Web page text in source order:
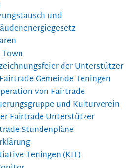
und
der Unterstützer
Gemeinde Teningen
von Fairtrade
und Kulturverein
Fairtrade-Unterstützer
Stundenpläne
Teningen (KIT)